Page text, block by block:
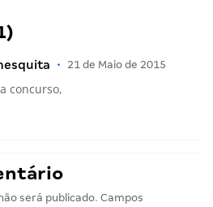
• 21 de Maio de 2015
concurso,
será publicado. Campos